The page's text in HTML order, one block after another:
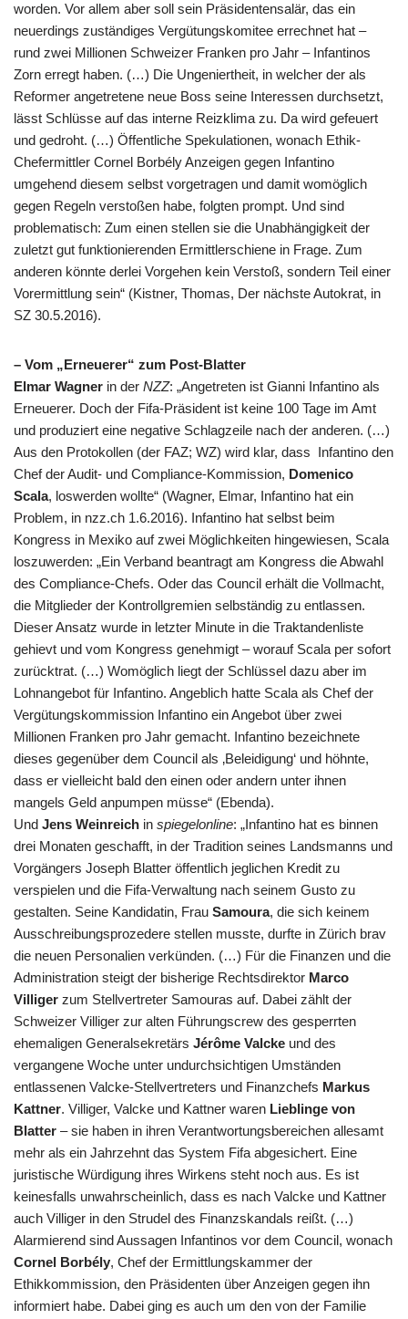
worden. Vor allem aber soll sein Präsidentensalär, das ein
neuerdings zuständiges Vergütungskomitee errechnet hat –
rund zwei Millionen Schweizer Franken pro Jahr – Infantinos
Zorn erregt haben. (…) Die Ungeniertheit, in welcher der als
Reformer angetretene neue Boss seine Interessen durchsetzt,
lässt Schlüsse auf das interne Reizklima zu. Da wird gefeuert
und gedroht. (…) Öffentliche Spekulationen, wonach Ethik-
Chefermittler Cornel Borbély Anzeigen gegen Infantino
umgehend diesem selbst vorgetragen und damit womöglich
gegen Regeln verstoßen habe, folgten prompt. Und sind
problematisch: Zum einen stellen sie die Unabhängigkeit der
zuletzt gut funktionierenden Ermittlerschiene in Frage. Zum
anderen könnte derlei Vorgehen kein Verstoß, sondern Teil einer
Vorermittlung sein“ (Kistner, Thomas, Der nächste Autokrat, in
SZ 30.5.2016).
– Vom „Erneuerer“ zum Post-Blatter
Elmar Wagner in der NZZ: „Angetreten ist Gianni Infantino als
Erneuerer. Doch der Fifa-Präsident ist keine 100 Tage im Amt
und produziert eine negative Schlagzeile nach der anderen. (…)
Aus den Protokollen (der FAZ; WZ) wird klar, dass Infantino den
Chef der Audit- und Compliance-Kommission, Domenico
Scala, loswerden wollte“ (Wagner, Elmar, Infantino hat ein
Problem, in nzz.ch 1.6.2016). Infantino hat selbst beim
Kongress in Mexiko auf zwei Möglichkeiten hingewiesen, Scala
loszuwerden: „Ein Verband beantragt am Kongress die Abwahl
des Compliance-Chefs. Oder das Council erhält die Vollmacht,
die Mitglieder der Kontrollgremien selbständig zu entlassen.
Dieser Ansatz wurde in letzter Minute in die Traktandenliste
gehievt und vom Kongress genehmigt – worauf Scala per sofort
zurücktrat. (…) Womöglich liegt der Schlüssel dazu aber im
Lohnangebot für Infantino. Angeblich hatte Scala als Chef der
Vergütungskommission Infantino ein Angebot über zwei
Millionen Franken pro Jahr gemacht. Infantino bezeichnete
dieses gegenüber dem Council als ‚Beleidigung‘ und höhnte,
dass er vielleicht bald den einen oder andern unter ihnen
mangels Geld anpumpen müsse“ (Ebenda).
Und Jens Weinreich in spiegelonline: „Infantino hat es binnen
drei Monaten geschafft, in der Tradition seines Landsmanns und
Vorgängers Joseph Blatter öffentlich jeglichen Kredit zu
verspielen und die Fifa-Verwaltung nach seinem Gusto zu
gestalten. Seine Kandidatin, Frau Samoura, die sich keinem
Ausschreibungsprozedere stellen musste, durfte in Zürich brav
die neuen Personalien verkünden. (…) Für die Finanzen und die
Administration steigt der bisherige Rechtsdirektor Marco
Villiger zum Stellvertreter Samouras auf. Dabei zählt der
Schweizer Villiger zur alten Führungscrew des gesperrten
ehemaligen Generalsekretärs Jérôme Valcke und des
vergangene Woche unter undurchsichtigen Umständen
entlassenen Valcke-Stellvertreters und Finanzchefs Markus
Kattner. Villiger, Valcke und Kattner waren Lieblinge von
Blatter – sie haben in ihren Verantwortungsbereichen allesamt
mehr als ein Jahrzehnt das System Fifa abgesichert. Eine
juristische Würdigung ihres Wirkens steht noch aus. Es ist
keinesfalls unwahrscheinlich, dass es nach Valcke und Kattner
auch Villiger in den Strudel des Finanzskandals reißt. (…)
Alarmierend sind Aussagen Infantinos vor dem Council, wonach
Cornel Borbély, Chef der Ermittlungskammer der
Ethikkommission, den Präsidenten über Anzeigen gegen ihn
informiert habe. Dabei ging es auch um den von der Familie